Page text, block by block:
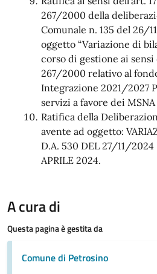
267/2000 della
Comunale n. 135 del 26/
oggetto “Variazione di
corso di gestione ai sensi
267/2000 relativo al
Integrazione 2021/2027
servizi a favore dei MSNA
Ratifica della
avente ad oggetto:
D.A. 530 DEL 27/11/2024
APRILE 2024.
A cura di
Questa pagina è gestita da
Comune di Petrosino